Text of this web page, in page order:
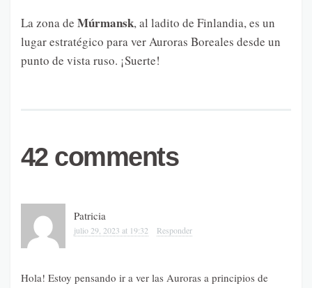
La zona de Múrmansk, al ladito de Finlandia, es un
lugar estratégico para ver Auroras Boreales desde un
punto de vista ruso. ¡Suerte!
42 comments
Patricia
julio 29, 2023 at 19:32 Responder
Hola! Estoy pensando ir a ver las Auroras a principios de